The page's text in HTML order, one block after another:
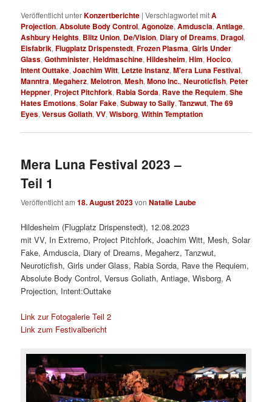
Veröffentlicht unterKonzertberichte |Verschlagwortet mitA
Projection,Absolute Body Control,Agonoize,Amduscia,Antiage,
Ashbury Heights, Blitz Union, De/Vision, Diary of Dreams, Dragol,
Eisfabrik,Flugplatz Drispenstedt,Frozen Plasma,Girls Under
Glass,Gothminister,Heldmaschine,Hildesheim,Him,Hocico,
Intent Outtake,Joachim Witt, Letzte Instanz,M'era Luna Festival,
Manntra,Megaherz,Melotron,Mesh,Mono Inc.,Neuroticfish, Peter
Heppner, Project Pitchfork, Rabia Sorda, Rave the Requiem,She
Hates Emotions,Solar Fake,Subway to Sally,Tanzwut,The 69
Eyes,Versus Goliath,VV,Wisborg,Within Temptation
Mera Luna Festival 2023 –
Teil 1
Veröffentlicht am18. August 2023vonNatalie Laube
Hildesheim (Flugplatz Drispenstedt), 12.08.2023
mit VV, In Extremo, Project Pitchfork, Joachim Witt, Mesh, Solar
Fake, Amduscia, Diary of Dreams, Megaherz, Tanzwut,
Neuroticfish, Girls under Glass, Rabia Sorda, Rave the Requiem,
Absolute Body Control, Versus Goliath, Antiage, Wisborg, A
Projection, Intent:Outtake
Link zur Fotogalerie Teil 2
Link zum Festivalbericht